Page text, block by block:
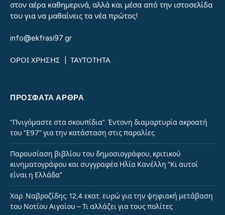
στον αέρα καθημερινά, αλλά και μέσα από την ιστοσελίδα
του για να μαθαίνεις τα νέα πρώτος!
info@ekfrasi97.gr
ΟΡΟΙ ΧΡΗΣΗΣ ΤΑΥΤΟΤΗΤΑ
ΠΡΌΣΦΑΤΑ ΆΡΘΡΑ
“Πνιγόμαστε στα σκουπίδια”: Έντονη διαμαρτυρία ακροατή
του “Ε97” για την κατάσταση στις παραλίες
Παρουσίαση βιβλίου του δημοσιογράφου, κριτικού
κινηματογράφου και συγγραφέα Ηλία Κανέλλη “Κι αυτοί
είναι η Ελλάδα”
Χαρ. Ναβροζίδης: 12,4 εκατ. ευρώ για την ψηφιακή μετάβαση
του Νοτίου Αιγαίου – Τι αλλάζει για τους πολίτες